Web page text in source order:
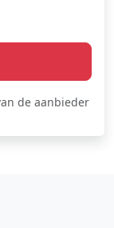
de aanbieder